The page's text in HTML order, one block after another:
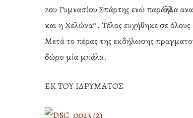
2ου Γυμνασίου Σπάρτης ενώ παράλληλα
και η Χελώνα’’. Τέλος ευχήθηκε σε
Μετά το πέρας της εκδήλωσης
δώρο μία μπάλα.
ΕΚ ΤΟΥ ΙΔΡΥΜΑΤΟΣ